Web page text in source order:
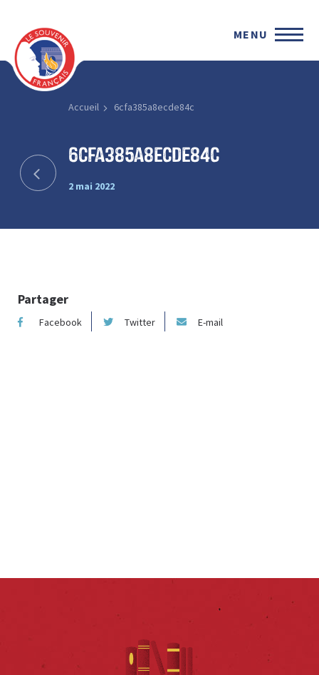
MENU
Accueil 6cfa385a8ecde84c
6cfa385a8ecde84c
2 mai 2022
Partager
Facebook Twitter E-mail